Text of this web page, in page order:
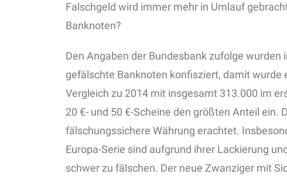
Falschgeld wird immer mehr in Umlauf
Banknoten?
Den Angaben der Bundesbank zufolge
gefälschte Banknoten konfisziert, damit wurde
Vergleich zu 2014 mit insgesamt 313.000 im
20 €- und 50 €-Scheine den größten Anteil ein.
fälschungssichere Währung erachtet.
Europa-Serie sind aufgrund ihrer Lackierung
schwer zu fälschen. Der neue Zwanziger mit